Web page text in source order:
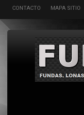
CONTACTO MAPA SITIO